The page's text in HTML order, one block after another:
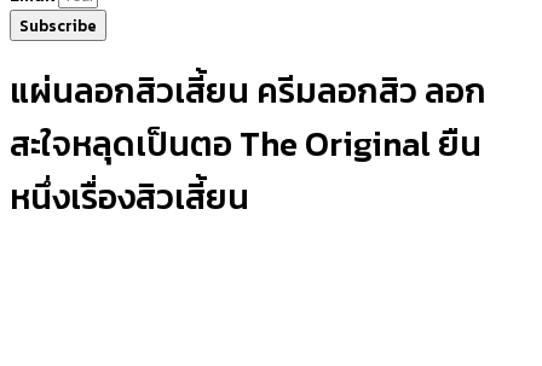
Subscribe
แผ่นลอกสิวเสี้ยน ครีมลอกสิว ลอก
สะใจหลุดเป็นตอ The Original ยืน
หนึ่งเรื่องสิวเสี้ยน